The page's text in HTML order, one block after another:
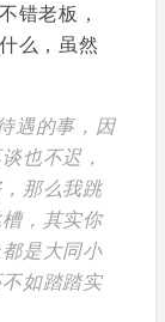
错老板，
么，虽然
遇的事，因
也不迟，
那么我跳
，其实你
是大同小
如踏踏实